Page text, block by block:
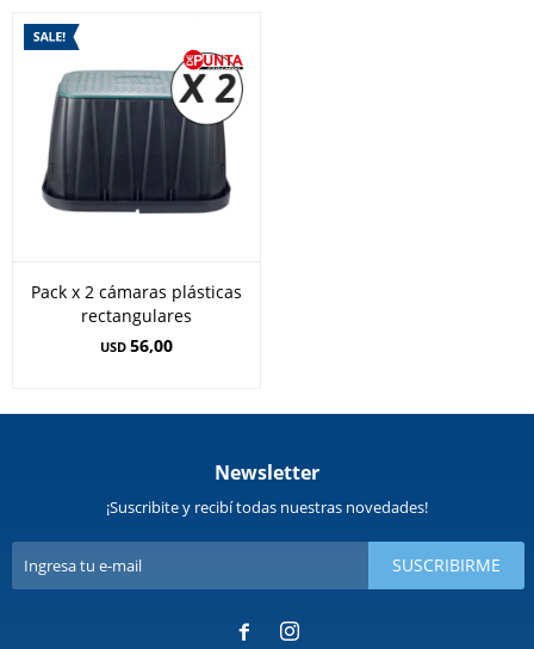
Pack x 2 cámaras plásticas
rectangulares
USD 56,00
Newsletter
¡Suscribite y recibí todas nuestras novedades!
SUSCRIBIRME
 